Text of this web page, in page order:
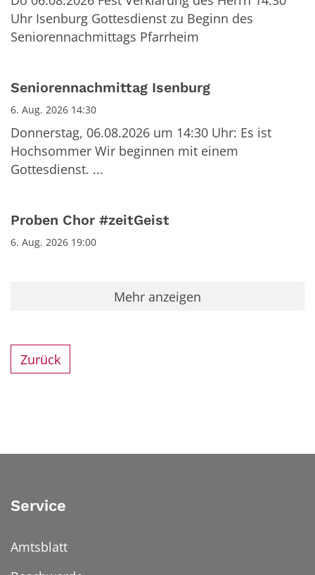
Uhr Isenburg Gottesdienst zu Beginn des
Seniorennachmittags Pfarrheim
Seniorennachmittag Isenburg
6. Aug. 2026 14:30
Donnerstag, 06.08.2026 um 14:30 Uhr: Es ist
Hochsommer Wir beginnen mit einem
Gottesdienst. ...
Proben Chor #zeitGeist
6. Aug. 2026 19:00
Mehr anzeigen
Zurück
Service
Amtsblatt